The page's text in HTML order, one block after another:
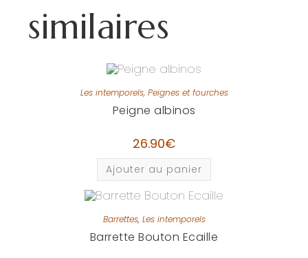
similaires
Les intemporels, Peignes et fourches
Peigne albinos
26.90€
Ajouter au panier
Barrettes, Les intemporels
Barrette Bouton Ecaille